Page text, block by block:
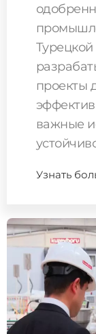
проекты
важные
Узнать